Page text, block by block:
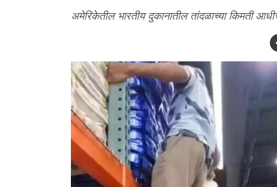
अमेरिकेतील भारतीय दुकानातील तांदळाच्या किमती